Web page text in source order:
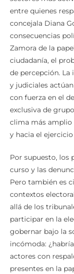
entre quienes
concejala Diana
consecuencias
Zamora de la
ciudadanía, el
de percepción. La
y judiciales
con fuerza en el
exclusiva de
clima más amplio
y hacia el
Por supuesto, los
curso y las
Pero también es
contextos
allá de los
participar en la
gobernar bajo la
incómoda:
actores con
presentes en la